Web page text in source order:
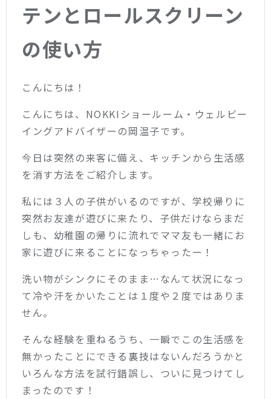
テンとロールスクリーン
の使い方
こんにちは！
こんにちは、NOKKIショールーム・ウェルビー
イングアドバイザーの岡温子です。
今日は突然の来客に備え、キッチンから生活感
を消す方法をご紹介します。
私には３人の子供がいるのですが、学校帰りに
突然お友達が遊びに来たり、子供だけならまだ
しも、幼稚園の帰りに流れでママ友も一緒にお
家に遊びに来ることになっちゃったー！
洗い物がシンクにそのまま…なんて状況になっ
て冷や汗をかいたことは１度や２度ではありま
せん。
そんな経験を重ねるうち、一瞬でこの生活感を
無かったことにできる裏技はないんだろうかと
いろんな方法を試行錯誤し、ついに見つけてし
まったのです！